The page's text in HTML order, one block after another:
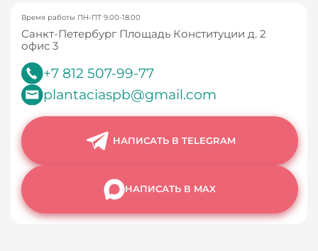
Время работы ПН-ПТ 9.00-18.00
Санкт-Петербург Площадь Конституции д. 2
офис 3
+7 812 507-99-77
plantaciaspb@gmail.com
НАПИСАТЬ В TELEGRAM
НАПИСАТЬ В MAX